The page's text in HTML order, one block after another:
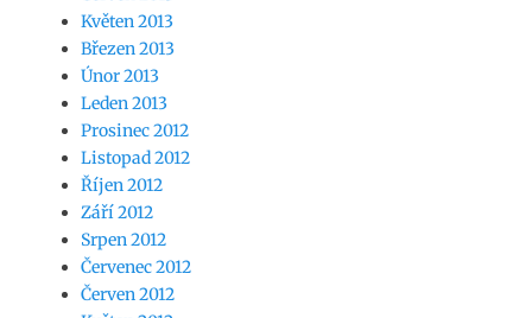
Květen 2013
Březen 2013
Únor 2013
Leden 2013
Prosinec 2012
Listopad 2012
Říjen 2012
Září 2012
Srpen 2012
Červenec 2012
Červen 2012